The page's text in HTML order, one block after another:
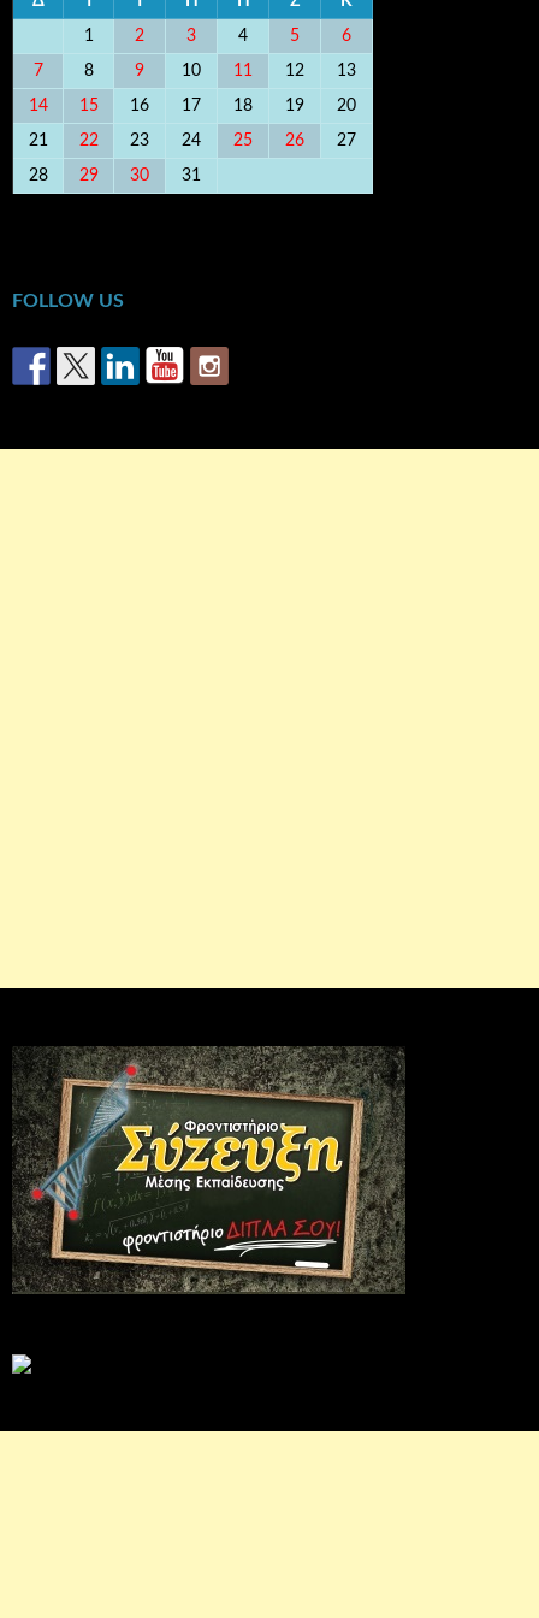
1 2 3 4 5 6
7 8 9 10 11 12 13
14 15 16 17 18 19 20
21 22 23 24 25 26 27
28 29 30 31
FOLLOW US